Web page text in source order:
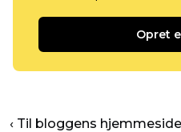
Opret
‹ Til bloggens hjemmeside